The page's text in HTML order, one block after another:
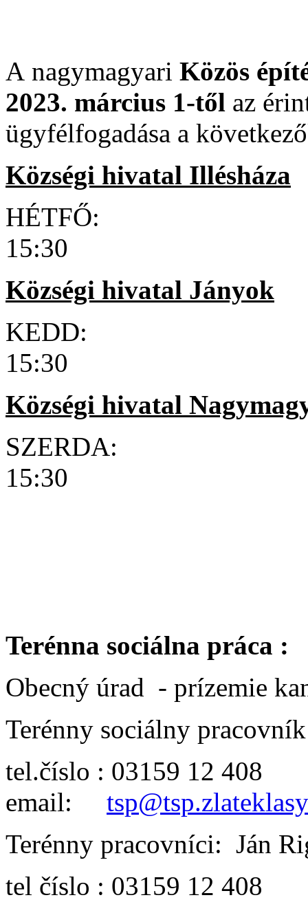
A nagymagyari Közös
2023. március 1-től az
ügyfélfogadása a
Községi hivatal Illésháza
HÉTFŐ:
15:30
Községi hivatal Jányok
KEDD: 8:30
15:30
Községi hivatal
SZERDA:
15:30
Terénna sociálna práca :
Obecný úrad - prízemie
Terénny sociálny
tel.číslo : 03159 12 408
email:
Terénny pracovníci: Ján
tel číslo : 03159 12 408